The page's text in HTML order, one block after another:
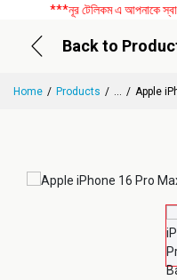
***নূর টেলিকম এ আপনাকে
Back to
Home Products ... Apple